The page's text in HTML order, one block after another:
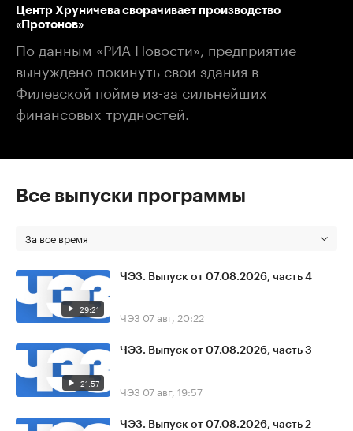
Центр Хруничева сворачивает производство
«Протонов»
По данным «РИА Новости», предприятие
вынуждено покинуть свои здания в
Филевской пойме из-за сильнейших
финансовых трудностей.
Все выпуски программы
За все время
29:21
ЧЭЗ. Выпуск от 07.08.2026, часть 4
ЧЭЗ 07 авг, 20:22
21:57
ЧЭЗ. Выпуск от 07.08.2026, часть 3
ЧЭЗ 07 авг, 19:57
ЧЭЗ. Выпуск от 07.08.2026, часть 2